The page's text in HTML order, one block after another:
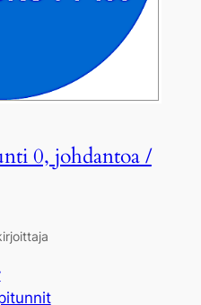
0, johdantoa /